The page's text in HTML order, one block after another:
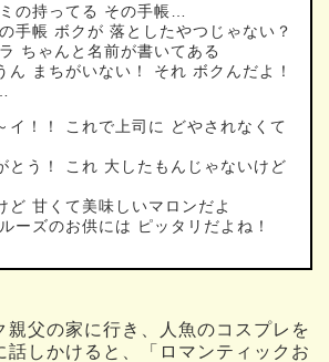
の持ってる その手帳…
手帳 ボクが 落としたやつじゃない？
ちゃんと名前が書いてある
まちがいない！ それ ボクんだよ！
イ！！ これで上司に どやされなくて
とう！ これ 大したもんじゃないけど
ど 甘くて美味しいマロンだよ
ーズのお供には ピッタリだよね！
親父の家に行き、人魚のコスプレを
話しかけると、「ロマンティックお